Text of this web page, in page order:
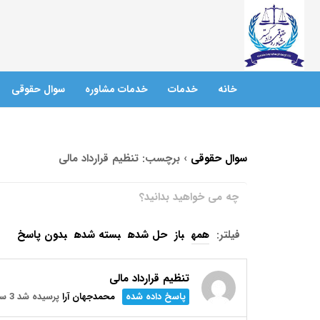
خانه خدمات خدمات مشاوره سوال حقوقی
سوال حقوقی › برچسب: تنظیم قرارداد مالی
فیلتر: همه باز حل شده بسته شده بدون پاسخ
تنظیم قرارداد مالی
پاسخ داده شده محمدجهان آراپرسیده شد 3 سال پیش